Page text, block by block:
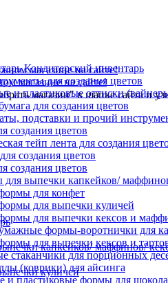
Кондитерский инвентарь
для создания цветов
и пластиковые оттиски
для создания цветов
подставки и прочий
создания цветов
тейп лента для создания
создания цветов
создания цветов
выпечки капкейков/
для конфет
для выпечки куличей
для выпечки кексов и
формы-воротнички для
для выпечки кексов и
стаканчики для порционных
(коврики) для айсинга
и пластиковые формы для
магазине на сайте!
магазин" в шапке сайта и
капкейков/ маффинов/
куличей